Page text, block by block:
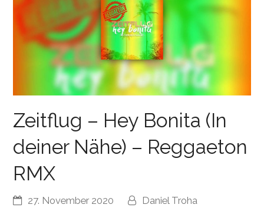
Zeitflug – Hey Bonita (In
deiner Nähe) – Reggaeton
RMX
27. November 2020 Daniel Troha